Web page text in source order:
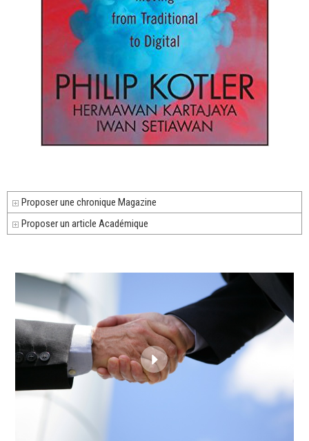
Proposer une chronique Magazine
Proposer un article Académique